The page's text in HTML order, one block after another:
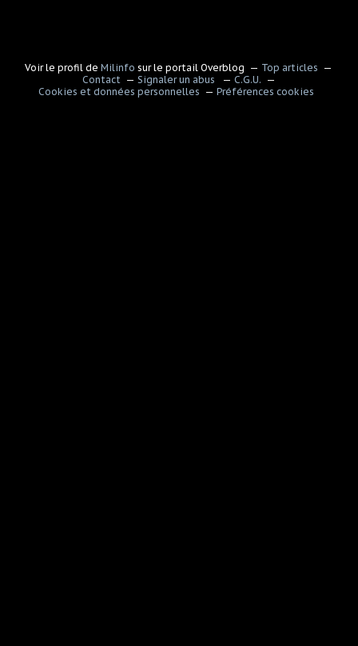
Voir le profil deMilinfo sur le portail Overblog
Top articles
Contact
Signaler un abus
C.G.U.
Cookies et données personnelles
Préférences cookies